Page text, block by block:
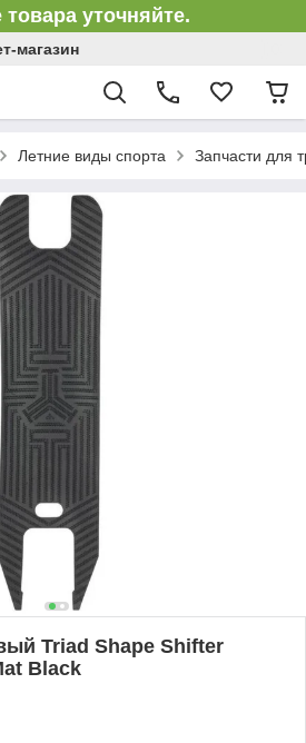
уточняйте.
магазин
Летние виды спорта Запчасти для
Triad Shape Shifter
Black